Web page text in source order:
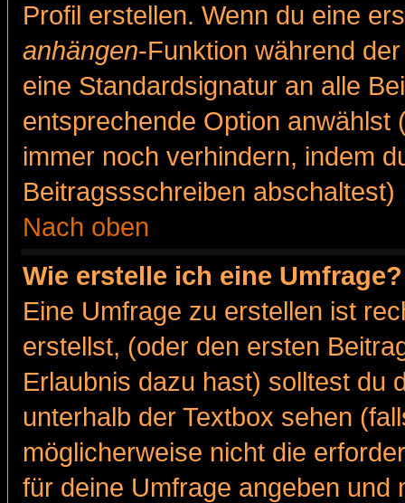
Profil erstellen. Wenn du eine
anhängen-Funktion während
eine Standardsignatur an alle
entsprechende Option anwählst
immer noch verhindern, indem
Beitragssschreiben abschaltest)
Nach oben
Wie erstelle ich eine Umfrage?
Eine Umfrage zu erstellen ist
erstellst, (oder den ersten
Erlaubnis dazu hast) solltest du
unterhalb der Textbox sehen
möglicherweise nicht die
für deine Umfrage angeben und